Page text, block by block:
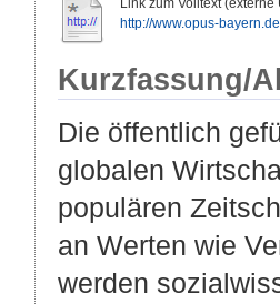
Link zum Volltext (externe
http://www.opus-
Kurzfassung/
Die öffentlich
globalen
populären
an Werten wie
werden